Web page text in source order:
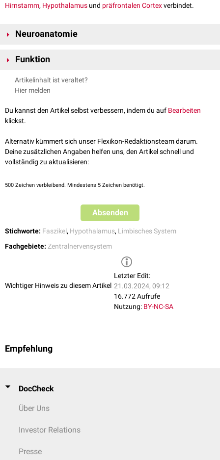
Hirnstamm, Hypothalamus und präfrontalen Cortexverbindet.
Neuroanatomie
Fasersystem dar. Zu den Ziel- bzw. Ursprungsregionen gehören:
olfaktorischekortikale Areale
ventraleBasalganglien
Hypothalamus
Nuclei tegmentales
Funktion
Zusammen mit dem Fascicululus longitudinalis posterior
Fasciculus telencephalicus medialis wichtige Strukturen des
ist. Eine elektrische Stimulation des MFB im Rahmen einer
intrakraniellen
Selbststimulation
(ICSS) erzeugt ein Gefühl des Vergnügens.
Artikelinhalt ist veraltet?
Hier melden
Du kannst den Artikel selbst verbessern, indem du auf Bearbeiten
klickst.
Alternativ kümmert sich unser Flexikon-Redaktionsteam darum.
Deine zusätzlichen Angaben helfen uns, den Artikel schnell und
vollständig zu aktualisieren:
500 Zeichen verbleibend. Mindestens 5 Zeichen benötigt.
Absenden
Stichworte: Faszikel, Hypothalamus, Limbisches System
Fachgebiete: Zentralnervensystem
Wichtiger Hinweis zu diesem Artikel
Letzter Edit:
21.03.2024, 09:12
16.772 Aufrufe
Nutzung: BY-NC-SA
Empfehlung
DocCheck
Über Uns
Investor Relations
Presse